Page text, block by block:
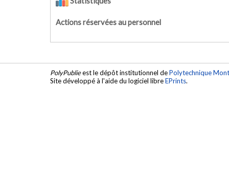
Actions réservées au personnel
PolyPublieest le dépôt institutionnel dePolytechnique
Site développé à l'aide du logiciel libreEPrints.